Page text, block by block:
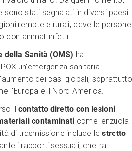
sono stati segnalati in diversi paesi
remote e rurali, dove le persone
con animali infetti.
della Sanità (OMS) ha
un'emergenza sanitaria
dei casi globali, soprattutto
l'Europa e il Nord America.
il contatto diretto con lesioni
contaminati come lenzuola
di trasmissione include lostretto
i rapporti sessuali, che ha